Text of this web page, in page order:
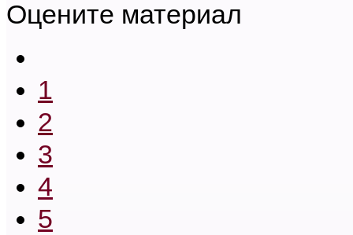
Оцените материал
1
2
3
4
5